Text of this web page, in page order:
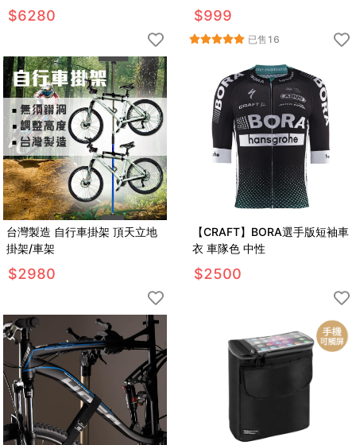
$6280
車車架
$999
已售 16
台灣製造 自行車掛架 頂天立地
掛架/車架
$2980
【CRAFT】BORA選手版短袖車
衣 車隊色 中性
$2500